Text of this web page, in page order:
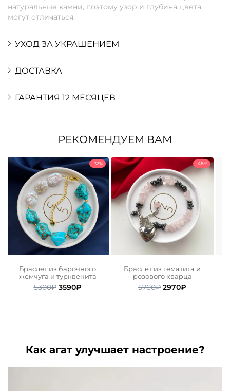
натуральные камни, поэтому узор и глубина цвета
могут отличаться.
УХОД ЗА УКРАШЕНИЕМ
ДОСТАВКА
ГАРАНТИЯ 12 МЕСЯЦЕВ
РЕКОМЕНДУЕМ ВАМ
-32%
Браслет из барочного
жемчуга и турквенита
5300₽ Первоначальная
3590₽Текущая
-48%
Браслет из гематита и
розового кварца
5760₽ Первоначальная
2970₽
Как агат улучшает настроение?